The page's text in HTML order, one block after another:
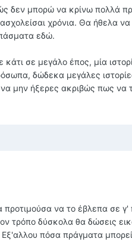
δεν μπορώ να κρίνω πολλά
χρόνια. Θα ήθελα
εδώ.
σε μεγάλο έπος, μία
δώδεκα μεγάλες
μην ήξερες ακριβώς πως να
να το έβλεπα σε
τρόπο δύσκολα θα δώσεις
πόσα πράγματα